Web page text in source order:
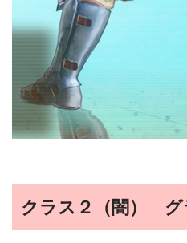
クラス２（闇） グ